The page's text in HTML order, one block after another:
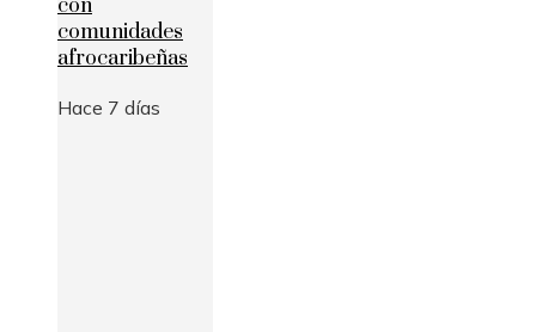
con
comunidades
afrocaribeñas
Hace 7 días